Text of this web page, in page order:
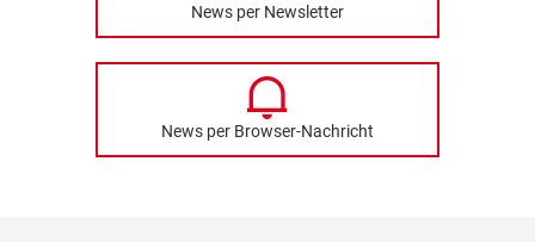
News per Newsletter
News per Browser-Nachricht